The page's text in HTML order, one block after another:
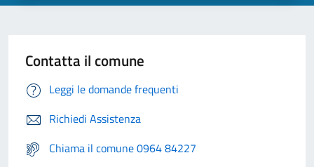
Contatta il comune
Leggi le domande frequenti
Richiedi Assistenza
Chiama il comune 0964 84227